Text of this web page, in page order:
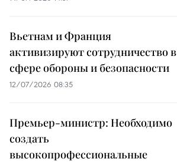
Вьетнам и Франция
активизируют сотрудничество в
сфере обороны и безопасности
12/07/2026 08:35
Премьер-министр: Необходимо
создать
высокопрофессиональные